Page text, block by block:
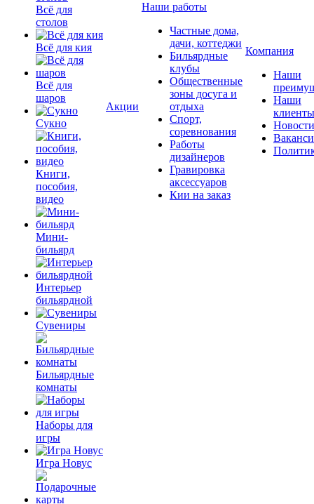
Всё для
столов
Всё для кия
Всё для
шаров
Сукно
Книги,
пособия,
видео
Мини-
бильярд
Интерьер
бильярдной
Сувениры
Бильярдные
комнаты
Наборы для
игры
Игра Новус
Акции
Наши работы
Частные дома,
дачи, коттеджи
Бильярдные
клубы
Общественные
зоны досуга и
отдыха
Спорт,
соревнования
Работы
дизайнеров
Гравировка
аксессуаров
Кии на заказ
Компания
Наши
Наши
клиенты
Новости